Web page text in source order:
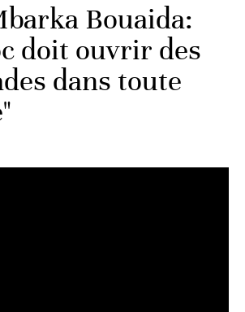
Bouaida:
doit ouvrir des
dans toute